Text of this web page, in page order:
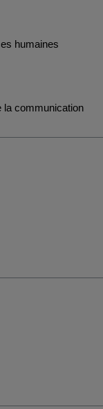
humaines
la communication